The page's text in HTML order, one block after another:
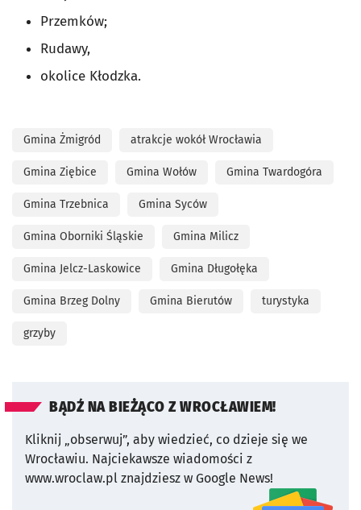
Przemków;
Rudawy,
okolice Kłodzka.
Gmina Żmigród atrakcje wokół Wrocławia
Gmina Ziębice Gmina Wołów Gmina Twardogóra
Gmina Trzebnica Gmina Syców
Gmina Oborniki Śląskie Gmina Milicz
Gmina Jelcz-Laskowice Gmina Długołęka
Gmina Brzeg Dolny Gmina Bierutów turystyka
grzyby
BĄDŹ NA BIEŻĄCO Z WROCŁAWIEM!
Kliknij „obserwuj”, aby wiedzieć, co dzieje się we
Wrocławiu. Najciekawsze wiadomości z
www.wroclaw.pl znajdziesz w Google News!